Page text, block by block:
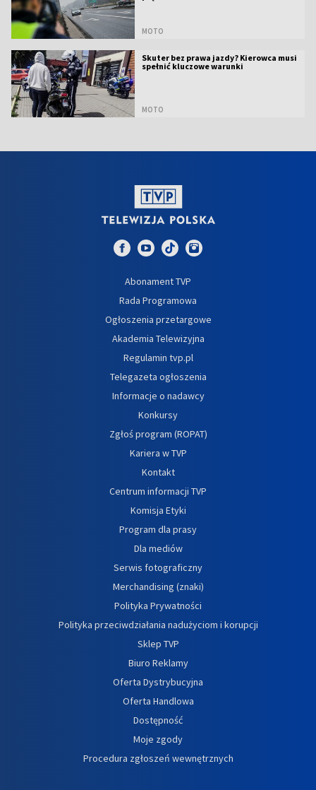
MOTO
Skuter bez prawa jazdy? Kierowca musi
spełnić kluczowe warunki
MOTO
Abonament TVP
Rada Programowa
Ogłoszenia przetargowe
Akademia Telewizyjna
Regulamin tvp.pl
Telegazeta ogłoszenia
Informacje o nadawcy
Konkursy
Zgłoś program (ROPAT)
Kariera w TVP
Kontakt
Centrum informacji TVP
Komisja Etyki
Program dla prasy
Dla mediów
Serwis fotograficzny
Merchandising (znaki)
Polityka Prywatności
Polityka przeciwdziałania nadużyciom i korupcji
Sklep TVP
Biuro Reklamy
Oferta Dystrybucyjna
Oferta Handlowa
Dostępność
Moje zgody
Procedura zgłoszeń wewnętrznych